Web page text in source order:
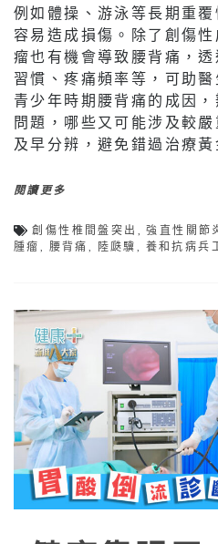
例如體操、游泳等長期重覆
容易造成損傷。除了創傷
瘤也有機會導致腰背痛，
習慣、疼痛頻率等，可助
青少年時期腰背痛的成因
問題，哪些又可能涉及較
及早分辨，避免錯過治療黃
閱讀更多
創傷性椎間盤突出 ,強直性關節
腫瘤
腰背痛 陸瓞驥 養和抗病兵